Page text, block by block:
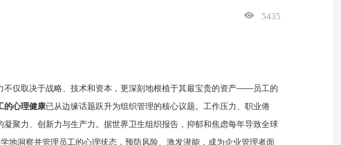
5435
不仅取决于战略、技术和资本，更深刻地根植于其最宝贵的资产——员工的
的心理健康已从边缘话题跃升为组织管理的核心议题。工作压力、职业倦
聚力、创新力与生产力。据世界卫生组织报告，抑郁和焦虑每年导致全球
地洞察并管理员工的心理状态，预防风险、激发潜能，成为企业管理者面